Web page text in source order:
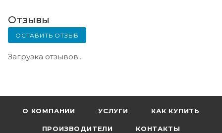
Отзывы
ОСТАВИТЬ ОТЗЫВ
Загрузка отзывов...
О КОМПАНИИ УСЛУГИ КАК КУПИТЬ
ПРОИЗВОДИТЕЛИ КОНТАКТЫ